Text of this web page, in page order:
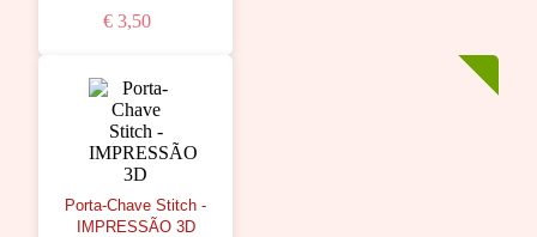
€ 3,50
Porta-Chave Stitch -
IMPRESSÃO 3D